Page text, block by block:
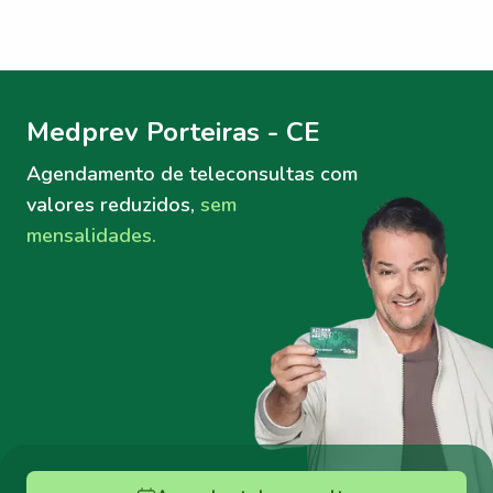
Medprev Porteiras - CE
Agendamento de teleconsultas com
valores reduzidos, sem
mensalidades.